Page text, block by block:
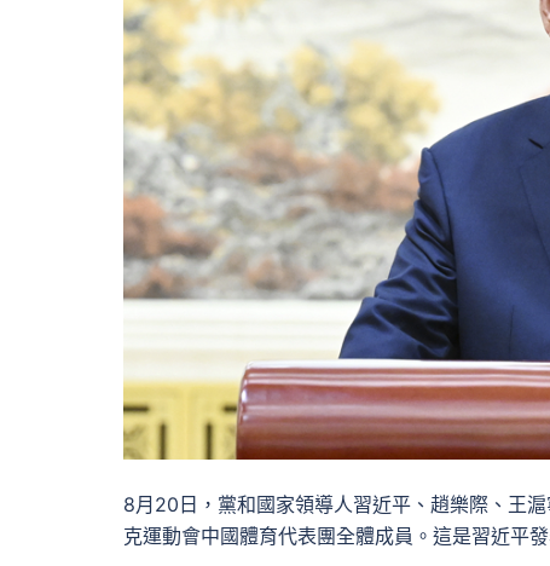
8月20日，黨和國家領導人習近平、趙樂際、王
克運動會中國體育代表團全體成員。這是習近平